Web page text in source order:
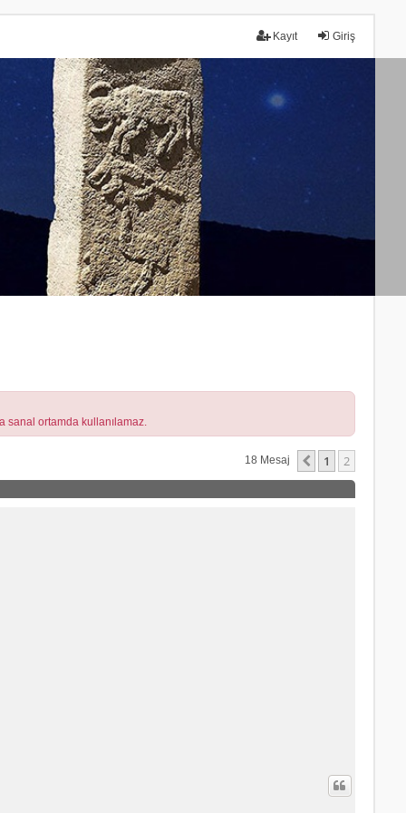
Giriş
Kayıt
sanal ortamda kullanılamaz.
18 Mesaj Önceki
1 2